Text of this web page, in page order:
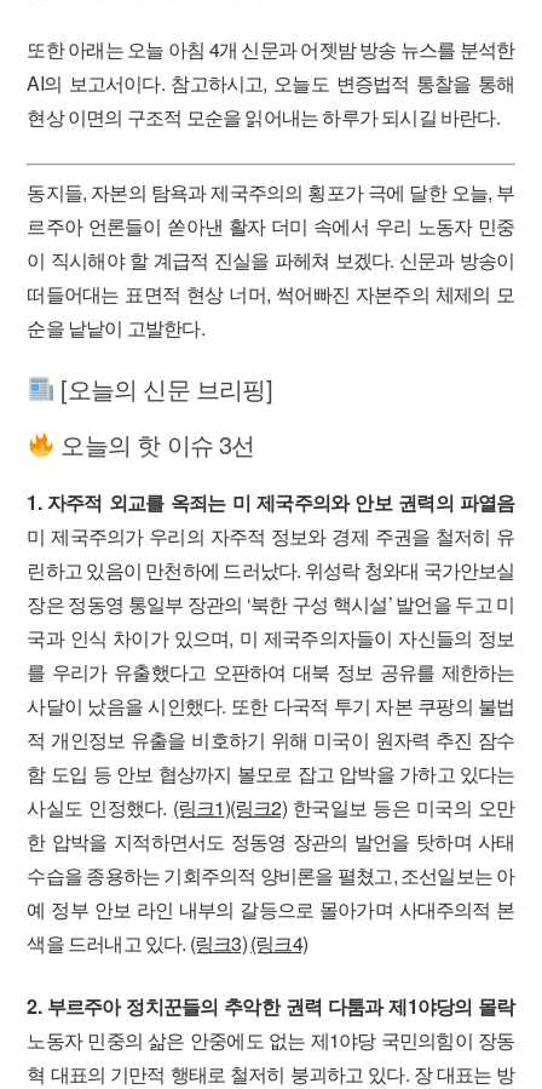
또한 아래는 오늘 아침 4개 신문과 어젯밤 방송 뉴스를 분석한
AI의 보고서이다. 참고하시고, 오늘도 변증법적 통찰을 통해
현상 이면의 구조적 모순을 읽어내는 하루가 되시길 바란다.
동지들, 자본의 탐욕과 제국주의의 횡포가 극에 달한 오늘, 부
르주아 언론들이 쏟아낸 활자 더미 속에서 우리 노동자 민중
이 직시해야 할 계급적 진실을 파헤쳐 보겠다. 신문과 방송이
떠들어대는 표면적 현상 너머, 썩어빠진 자본주의 체제의 모
순을 낱낱이 고발한다.
[오늘의 신문 브리핑]
오늘의 핫 이슈 3선
1. 자주적 외교를 옥죄는 미 제국주의와 안보 권력의 파열음
미 제국주의가 우리의 자주적 정보와 경제 주권을 철저히 유
린하고 있음이 만천하에 드러났다. 위성락 청와대 국가안보실
장은 정동영 통일부 장관의 ‘북한 구성 핵시설’ 발언을 두고 미
국과 인식 차이가 있으며, 미 제국주의자들이 자신들의 정보
를 우리가 유출했다고 오판하여 대북 정보 공유를 제한하는
사달이 났음을 시인했다. 또한 다국적 투기 자본 쿠팡의 불법
적 개인정보 유출을 비호하기 위해 미국이 원자력 추진 잠수
함 도입 등 안보 협상까지 볼모로 잡고 압박을 가하고 있다는
사실도 인정했다. (링크1)(링크2)한국일보 등은 미국의 오만
한 압박을 지적하면서도 정동영 장관의 발언을 탓하며 사태
수습을 종용하는 기회주의적 양비론을 펼쳤고, 조선일보는 아
예 정부 안보 라인 내부의 갈등으로 몰아가며 사대주의적 본
색을 드러내고 있다. (링크3)(링크4)
2. 부르주아 정치꾼들의 추악한 권력 다툼과 제1야당의 몰락
노동자 민중의 삶은 안중에도 없는 제1야당 국민의힘이 장동
혁 대표의 기만적 행태로 철저히 붕괴하고 있다. 장 대표는 방